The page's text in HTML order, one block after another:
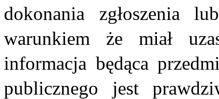
dokonania zgłoszenia
warunkiem że miał
informacja będąca
publicznego jest